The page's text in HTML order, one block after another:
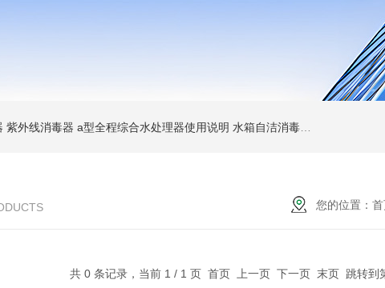
紫外线消毒器 a型全程综合水处理器使用说明 水箱自洁消毒器 a型全程综合
您的位置：
共 0 条记录，当前 1 / 1 页 首页 上一页 下一页 末页 跳转到